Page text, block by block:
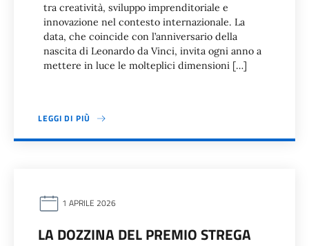
tra creatività, sviluppo imprenditoriale e
innovazione nel contesto internazionale. La
data, che coincide con l’anniversario della
nascita di Leonardo da Vinci, invita ogni anno a
mettere in luce le molteplici dimensioni […]
LEGGI DI PIÙ
1 APRILE 2026
LA DOZZINA DEL PREMIO STREGA